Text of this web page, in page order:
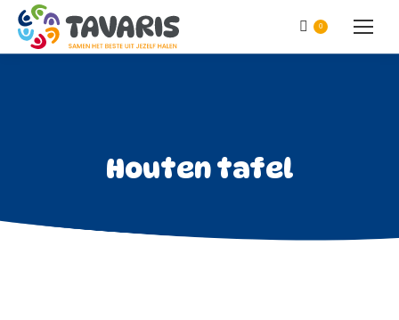
0
Houten tafel
Je bent hier: